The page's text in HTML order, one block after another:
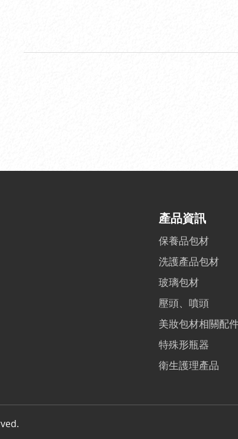
產品資訊
保養品包材
洗護產品包材
玻璃包材
壓頭、噴頭
美妝包材相關配
特殊形瓶器
衛生護理產品